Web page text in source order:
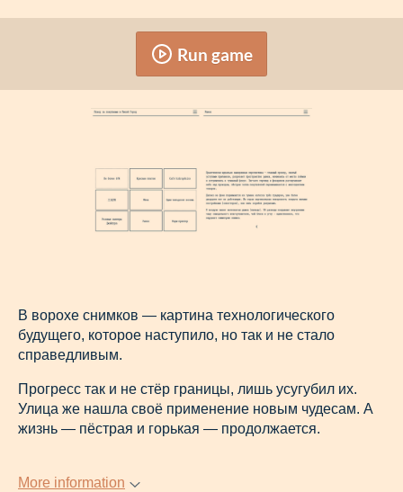
Run game
В ворохе снимков — картина технологического
будущего, которое наступило, но так и не стало
справедливым.
Прогресс так и не стёр границы, лишь усугубил их.
Улица же нашла своё применение новым чудесам. А
жизнь — пёстрая и горькая — продолжается.
More information